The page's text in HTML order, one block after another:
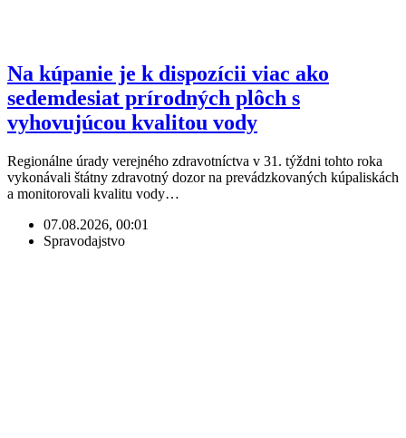
Na kúpanie je k dispozícii viac ako
sedemdesiat prírodných plôch s
vyhovujúcou kvalitou vody
Regionálne úrady verejného zdravotníctva v 31. týždni tohto roka
vykonávali štátny zdravotný dozor na prevádzkovaných kúpaliskách
a monitorovali kvalitu vody…
07.08.2026, 00:01
Spravodajstvo